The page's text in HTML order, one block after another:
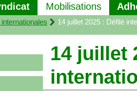
Mobilisations
14 juillet 2025 : Défilé
14 juillet